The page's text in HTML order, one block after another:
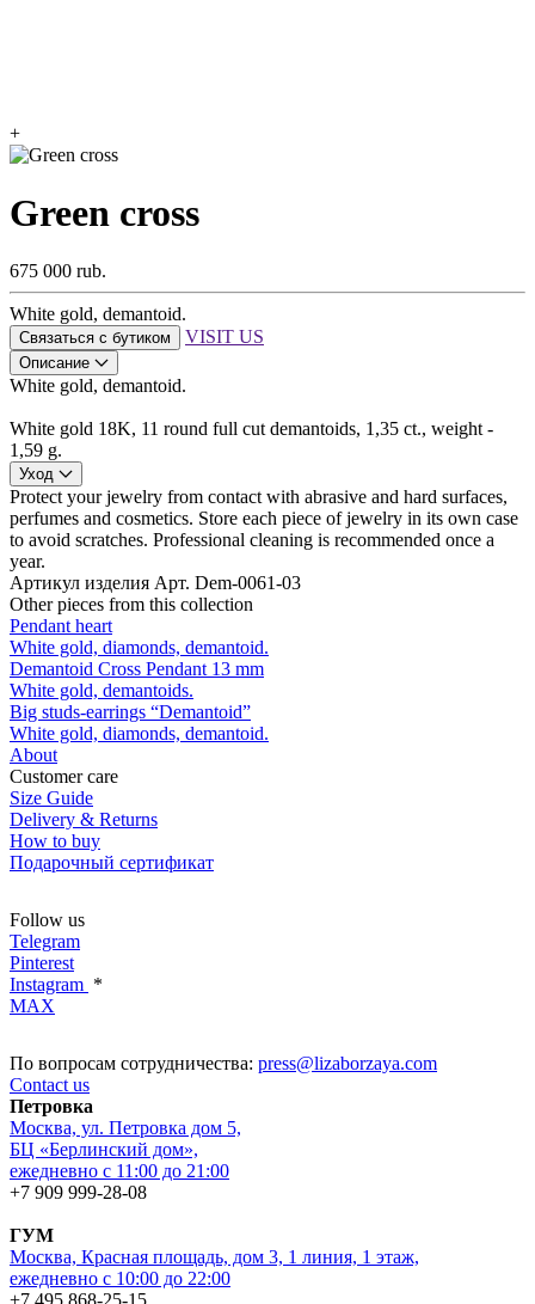
+
Green cross
675 000 rub.
White gold, demantoid.
Связаться с бутиком VISIT US
Описание
White gold, demantoid.
White gold 18K, 11 round full cut demantoids, 1,35 ct., weight -
1,59 g.
Уход
Protect your jewelry from contact with abrasive and hard surfaces,
perfumes and cosmetics. Store each piece of jewelry in its own case
to avoid scratches. Professional cleaning is recommended once a
year.
Артикул изделия Арт. Dem-0061-03
Other pieces from this collection
Pendant heart
White gold, diamonds, demantoid.
Demantoid Cross Pendant 13 mm
White gold, demantoids.
Big studs-earrings “Demantoid”
White gold, diamonds, demantoid.
About
Customer care
Size Guide
Delivery & Returns
How to buy
Подарочный сертификат
Follow us
Telegram
Pinterest
Instagram *
MAX
По вопросам сотрудничества: press@lizaborzaya.com
Contact us
Петровка
Москва, ул. Петровка дом 5,
БЦ «Берлинский дом»,
ежедневно с 11:00 до 21:00
+7 909 999-28-08
ГУМ
Москва, Красная площадь, дом 3, 1 линия, 1 этаж,
ежедневно с 10:00 до 22:00